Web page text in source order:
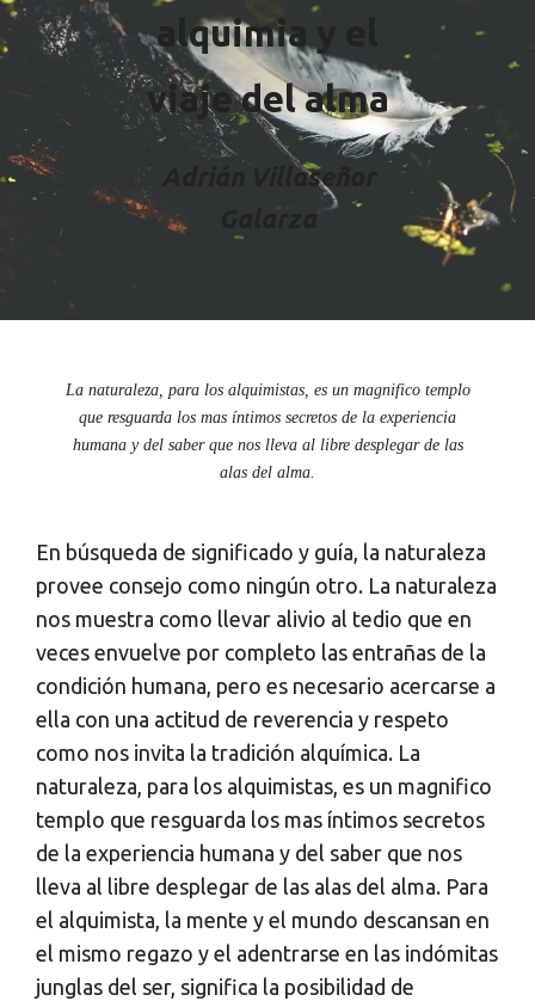
alquimia y el
viaje del alma
Adrián Villaseñor
Galarza
La naturaleza, para los alquimistas, es un magnifico templo
que resguarda los mas íntimos secretos de la experiencia
humana y del saber que nos lleva al libre desplegar de las
alas del alma.
En búsqueda de significado y guía, la naturaleza
provee consejo como ningún otro. La naturaleza
nos muestra como llevar alivio al tedio que en
veces envuelve por completo las entrañas de la
condición humana, pero es necesario acercarse a
ella con una actitud de reverencia y respeto
como nos invita la tradición alquímica. La
naturaleza, para los alquimistas, es un magnifico
templo que resguarda los mas íntimos secretos
de la experiencia humana y del saber que nos
lleva al libre desplegar de las alas del alma. Para
el alquimista, la mente y el mundo descansan en
el mismo regazo y el adentrarse en las indómitas
junglas del ser, significa la posibilidad de